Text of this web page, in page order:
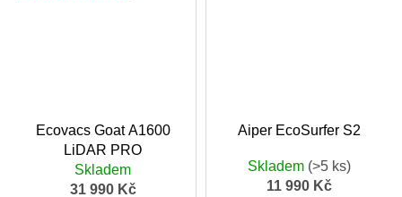
Ecovacs Goat A1600
LiDAR PRO
Skladem
31 990 Kč
Aiper EcoSurfer S2
Skladem (>5 ks)
11 990 Kč